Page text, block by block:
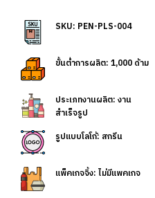
SKU: PEN-PLS-004
ขั้นต่ำการผลิต: 1,000 ด้าม
ประเภทงานผลิต: งาน
สำเร็จรูป
รูปแบบโลโก้: สกรีน
แพ็คเกจจิ้ง: ไม่มีแพคเกจ